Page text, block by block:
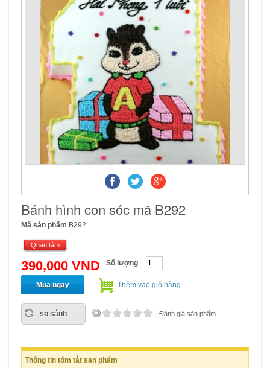
Bánh hình con sóc mã B292
Mã sản phẩm B292
Quan tâm
390,000 VND Số lượng
Mua ngay Thêm vào giỏ hàng
so sánh Đánh giá sản phẩm
Thông tin tóm tắt sản phẩm